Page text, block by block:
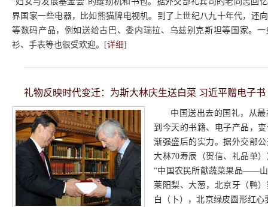
界国家一些电器，比如熊猫牌电视机。到了上世纪八九十年代，还
等数码产品，例如送给古巴、委内瑞拉、乌兹别克斯坦等国家。
衫、手表等也很受欢迎。[详细]
礼物反映时代变迁：为斯大林庆生送白菜 习近平赠电子书
中国送出去的国礼，从
到今天的书籍、电子产品，
渐强盛后的实力。据外交部
大林70寿辰（贺信、礼品单
“中国农民所献蔬菜果品——
莱阳梨、大葱，北京牙（鸭
白（卜），北京绿皮圆形红